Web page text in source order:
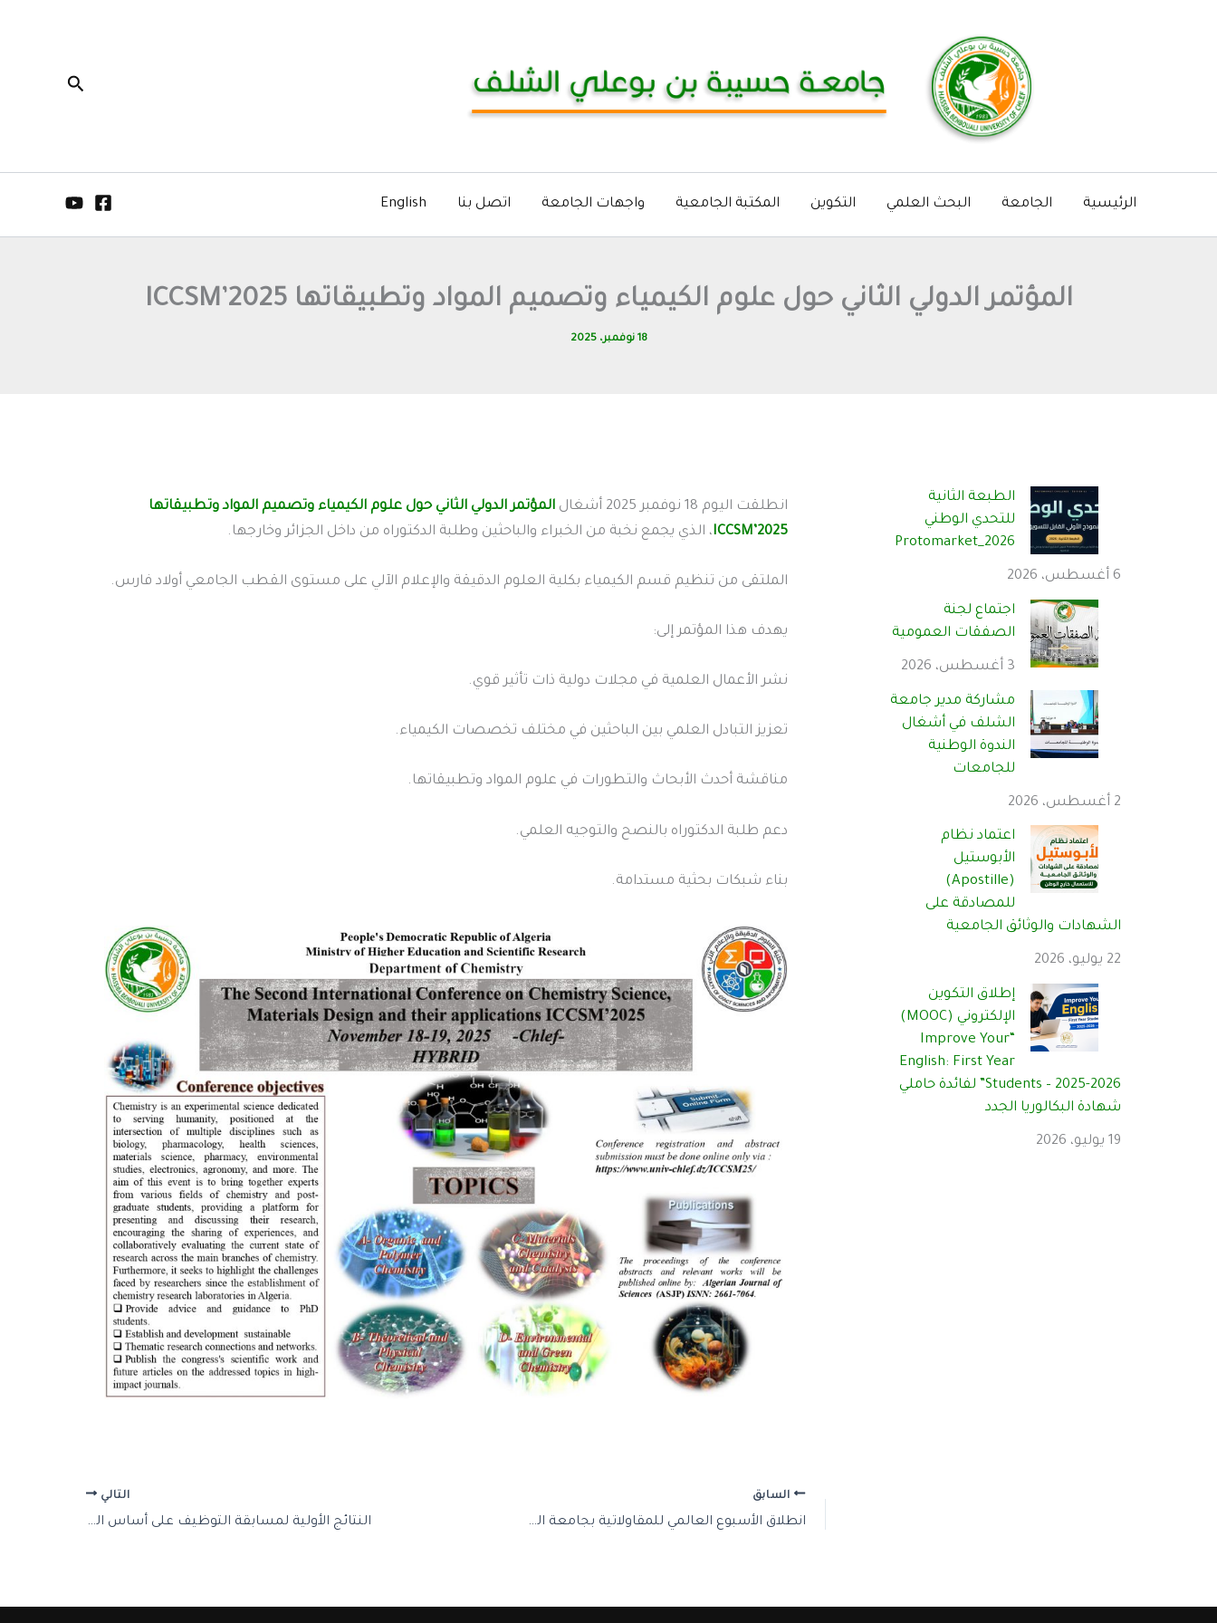
البحث
الرئيسية الجامعة البحث العلمي التكوين المكتبة الجامعية واجهات الجامعة اتصل بنا English
المؤتمر الدولي الثاني حول علوم الكيمياء وتصميم المواد وتطبيقاتها ICCSM’2025
18 نوفمبر، 2025
الطبعة الثانية
للتحدي الوطني
Protomarket_2026
6 أغسطس، 2026
اجتماع لجنة
الصفقات العمومية
3 أغسطس، 2026
مشاركة مدير جامعة
الشلف في أشغال
الندوة الوطنية
للجامعات
2 أغسطس، 2026
اعتماد نظام
الأبوستيل
(Apostille)
للمصادقة على
الشهادات والوثائق الجامعية
22 يوليو، 2026
إطلاق التكوين
الإلكتروني (MOOC)
“Improve Your
English: First Year
Students – 2025-2026” لفائدة حاملي
شهادة البكالوريا الجدد
19 يوليو، 2026
انطلقت اليوم 18 نوفمبر 2025 أشغال
المؤتمر الدولي الثاني حول علوم الكيمياء وتصميم المواد وتطبيقاتها
ICCSM’2025، الذي يجمع نخبة من الخبراء والباحثين وطلبة الدكتوراه من داخل الجزائر وخارجها.
الملتقى من تنظيم قسم الكيمياء بكلية العلوم الدقيقة والإعلام الآلي على مستوى القطب الجامعي أولاد فارس.
يهدف هذا المؤتمر إلى:
نشر الأعمال العلمية في مجلات دولية ذات تأثير قوي.
تعزيز التبادل العلمي بين الباحثين في مختلف تخصصات الكيمياء.
مناقشة أحدث الأبحاث والتطورات في علوم المواد وتطبيقاتها.
دعم طلبة الدكتوراه بالنصح والتوجيه العلمي.
بناء شبكات بحثية مستدامة.
السابق
انطلاق الأسبوع العالمي للمقاولاتية بجامعة الشلف
التالي
النتائج الأولية لمسابقة التوظيف على أساس الشهادة لرتبة أستاذ مساعد عنوان سنة 2025